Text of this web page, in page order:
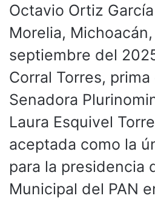
Octavio Ortiz
Morelia,
septiembre del
Corral Torres, prima
Senadora
Laura Esquivel
aceptada como la
para la presidencia
Municipal del PAN